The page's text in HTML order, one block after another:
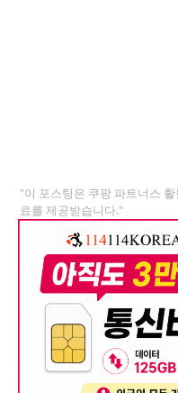
"이 포스팅은 쿠팡 파트너스
료를 제공받습니다."